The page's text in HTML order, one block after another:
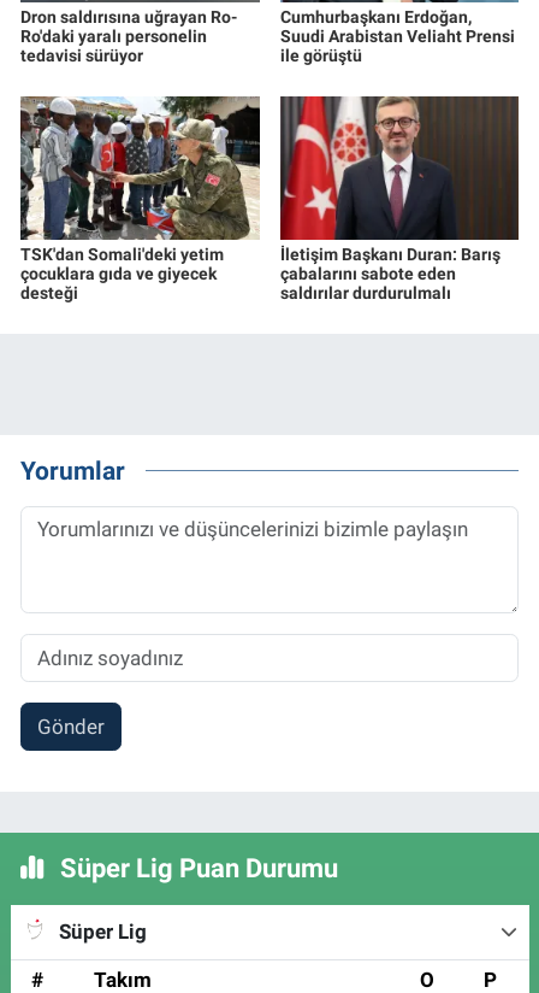
Dron saldırısına uğrayan Ro-
Ro'daki yaralı personelin
tedavisi sürüyor
Cumhurbaşkanı Erdoğan,
Suudi Arabistan Veliaht Prensi
ile görüştü
TSK'dan Somali'deki yetim
çocuklara gıda ve giyecek
desteği
İletişim Başkanı Duran: Barış
çabalarını sabote eden
saldırılar durdurulmalı
Yorumlar
Gönder
Süper Lig Puan Durumu
Süper Lig
#
Takım O P